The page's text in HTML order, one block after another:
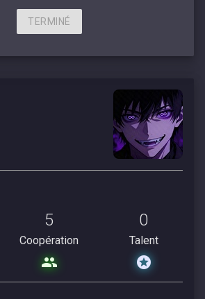
TERMINÉ
5
Coopération
0
Talent